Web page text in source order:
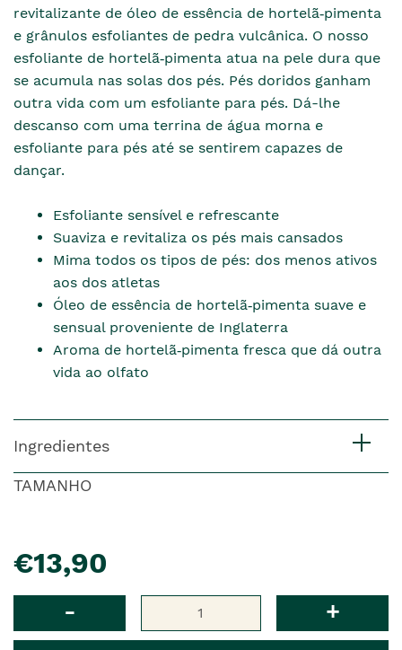
revitalizante de óleo de essência de hortelã‑pimenta
e grânulos esfoliantes de pedra vulcânica. O nosso
esfoliante de hortelã‑pimenta atua na pele dura que
se acumula nas solas dos pés. Pés doridos ganham
outra vida com um esfoliante para pés. Dá-lhe
descanso com uma terrina de água morna e
esfoliante para pés até se sentirem capazes de
dançar.
Esfoliante sensível e refrescante
Suaviza e revitaliza os pés mais cansados
Mima todos os tipos de pés: dos menos ativos
aos dos atletas
Óleo de essência de hortelã‑pimenta suave e
sensual proveniente de Inglaterra
Aroma de hortelã‑pimenta fresca que dá outra
vida ao olfato
Ingredientes
TAMANHO
€13,90
- +